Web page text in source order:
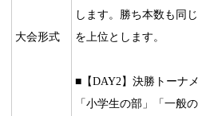
大会形式
します。勝ち本数も同
を上位とします。
■【DAY2】決勝トーナ
「小学生の部」「一般